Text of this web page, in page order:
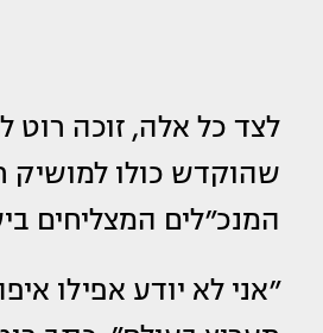
לצד כל אלה, זוכה
שהוקדש כולו
המנכ״לים המצליחים
״אני לא יודע אפילו